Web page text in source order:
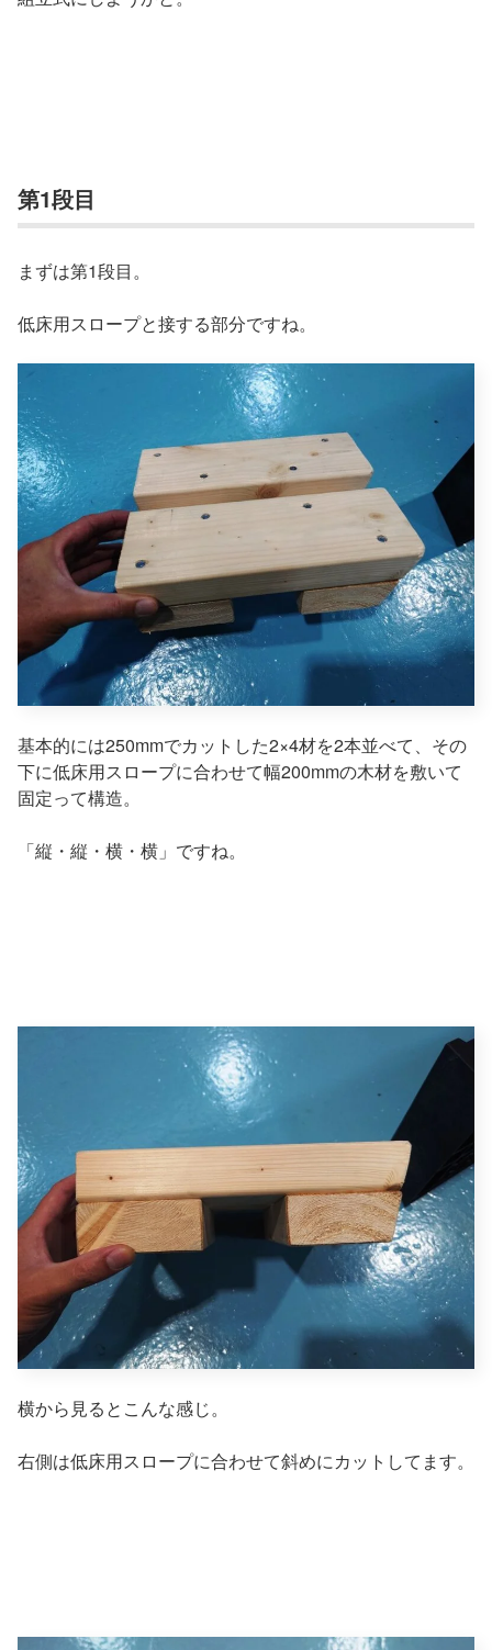
第1段目
まずは第1段目。
低床用スロープと接する部分ですね。
基本的には250mmでカットした2×4材を2本並べて、その
下に低床用スロープに合わせて幅200mmの木材を敷いて
固定って構造。
「縦・縦・横・横」ですね。
横から見るとこんな感じ。
右側は低床用スロープに合わせて斜めにカットしてます。